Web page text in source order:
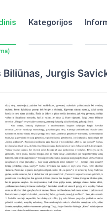
Kategorijos
Jurgis